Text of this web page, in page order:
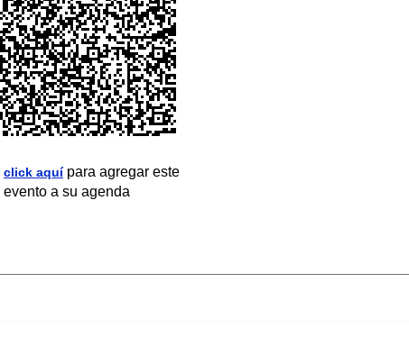
click aquípara agregar este
evento a su agenda